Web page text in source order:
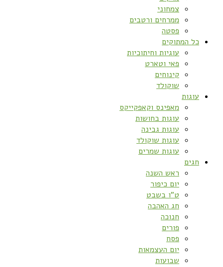
צמחוני
ממרחים ורטבים
פסטה
כל המתוקים
עוגיות וחיתוכיות
פאי וטארט
קינוחים
שוקולד
עוגות
מאפינס וקאפקייקס
עוגות בחושות
עוגות גבינה
עוגות שוקולד
עוגות שמרים
חגים
ראש השנה
יום כיפור
ט”ו בשבט
חג האהבה
חנוכה
פורים
פסח
יום העצמאות
שבועות